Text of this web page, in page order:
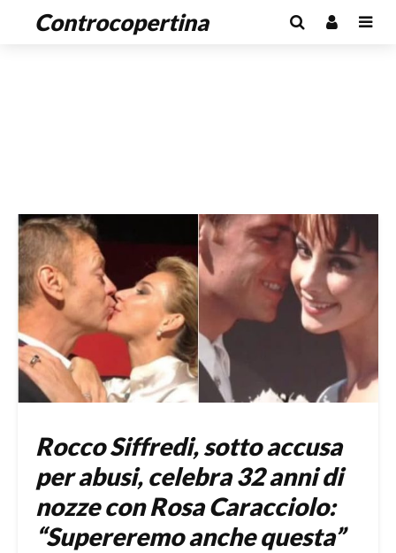
Controcopertina
Rocco Siffredi, sotto accusa
per abusi, celebra 32 anni di
nozze con Rosa Caracciolo:
“Supereremo anche questa”